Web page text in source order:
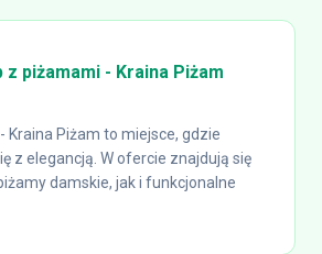
z piżamami - Kraina Piżam
Kraina Piżam to miejsce, gdzie
z elegancją. W ofercie znajdują się
damskie, jak i funkcjonalne